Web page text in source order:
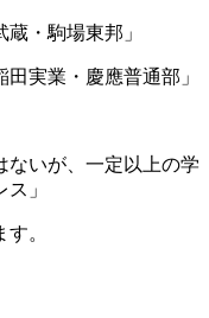
・駒場東邦」
実業・慶應普通部」
ないが、一定以上の学
」
。